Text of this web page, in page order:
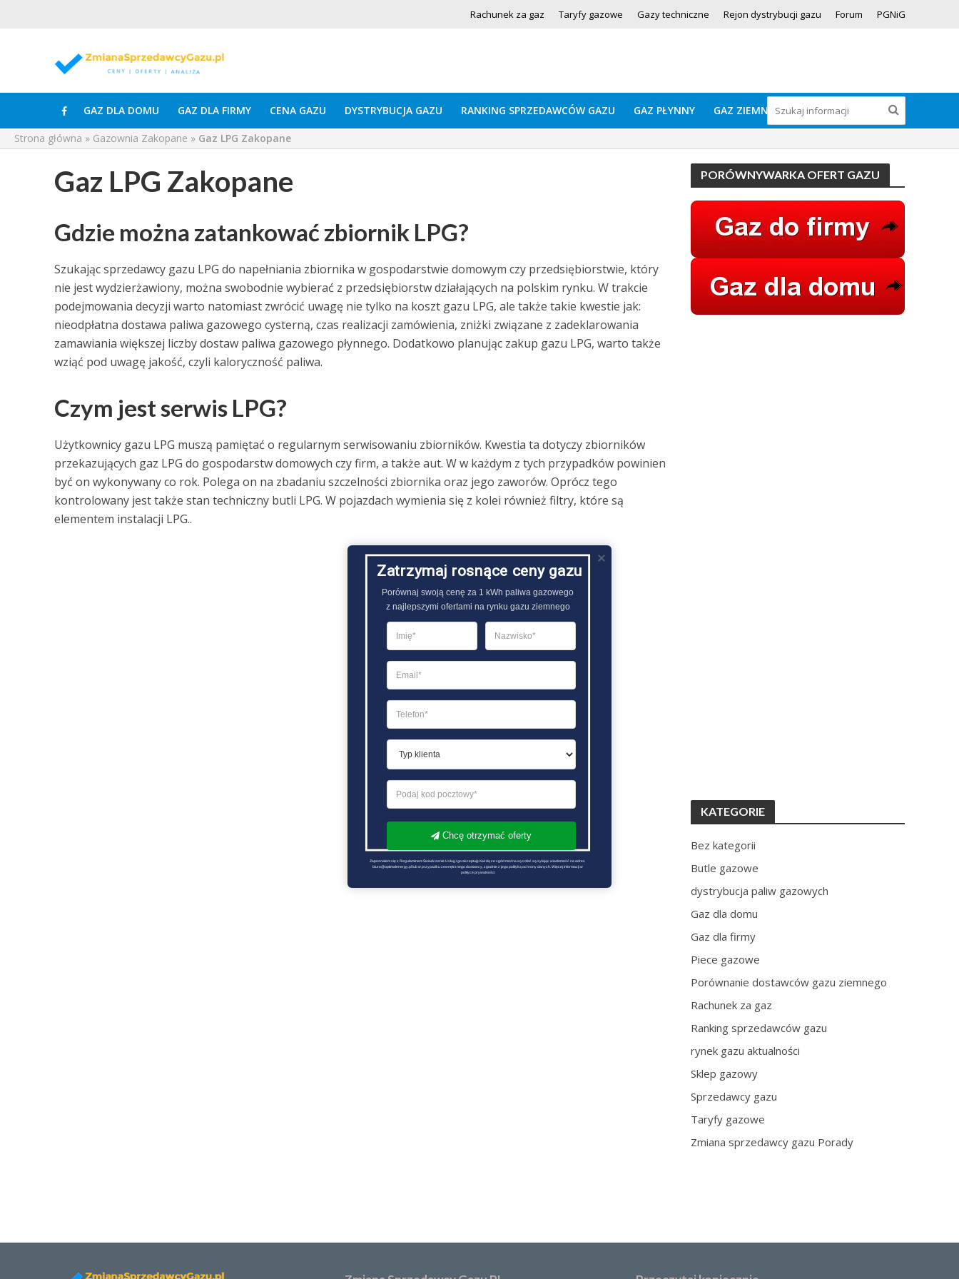
Rachunek za gaz Taryfy gazowe Gazy techniczne Rejon dystrybucji gazu Forum PGNiG
GAZ DLA DOMU GAZ DLA FIRMY CENA GAZU DYSTRYBUCJA GAZU RANKING SPRZEDAWCÓW GAZU GAZ PŁYNNY GAZ ZIEMNY
Strona główna » Gazownia Zakopane » Gaz LPG Zakopane
Gaz LPG Zakopane
Gdzie można zatankować zbiornik LPG?
Szukając sprzedawcy gazu LPG do napełniania zbiornika w gospodarstwie domowym czy przedsiębiorstwie, który
nie jest wydzierżawiony, można swobodnie wybierać z przedsiębiorstw działających na polskim rynku. W trakcie
podejmowania decyzji warto natomiast zwrócić uwagę nie tylko na koszt gazu LPG, ale także takie kwestie jak:
nieodpłatna dostawa paliwa gazowego cysterną, czas realizacji zamówienia, zniżki związane z zadeklarowania
zamawiania większej liczby dostaw paliwa gazowego płynnego. Dodatkowo planując zakup gazu LPG, warto także
wziąć pod uwagę jakość, czyli kaloryczność paliwa.
Czym jest serwis LPG?
Użytkownicy gazu LPG muszą pamiętać o regularnym serwisowaniu zbiorników. Kwestia ta dotyczy zbiorników
przekazujących gaz LPG do gospodarstw domowych czy firm, a także aut. W w każdym z tych przypadków powinien
być on wykonywany co rok. Polega on na zbadaniu szczelności zbiornika oraz jego zaworów. Oprócz tego
kontrolowany jest także stan techniczny butli LPG. W pojazdach wymienia się z kolei również filtry, które są
elementem instalacji LPG..
PORÓWNYWARKA OFERT GAZU
KATEGORIE
Bez kategorii
Butle gazowe
dystrybucja paliw gazowych
Gaz dla domu
Gaz dla firmy
Piece gazowe
Porównanie dostawców gazu ziemnego
Rachunek za gaz
Ranking sprzedawców gazu
rynek gazu aktualności
Sklep gazowy
Sprzedawcy gazu
Taryfy gazowe
Zmiana sprzedawcy gazu Porady
Zatrzymaj rosnące ceny gazu
Porównaj swoją cenę za 1 kWh paliwa gazowego
z najlepszymi ofertami na rynku gazu ziemnego
Chcę otrzymać oferty
Zapoznałem się z Regulaminem Świadczenie Usług i go akceptuję Każdą ze zgód można wycofać wysyłając wiadomość na adres
biuro@optimalenergy.pl lub w przypadku zewnętrznego dostawcy, zgodnie z jego polityką ochrony danych. Więcej informacji w
polityce prywatności